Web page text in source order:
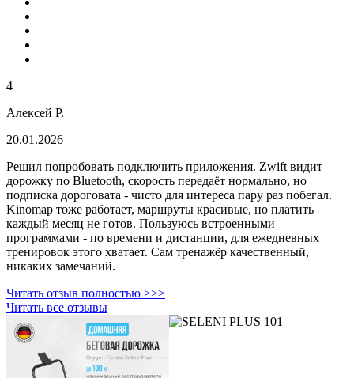
4
Алексей Р.
20.01.2026
Решил попробовать подключить приложения. Zwift видит
дорожку по Bluetooth, скорость передаёт нормально, но
подписка дороговата - чисто для интереса пару раз побегал.
Kinomap тоже работает, маршруты красивые, но платить
каждый месяц не готов. Пользуюсь встроенными
программами - по времени и дистанции, для ежедневных
тренировок этого хватает. Сам тренажёр качественный,
никаких замечаний.
Читать отзыв полностью >>>
Читать все отзывы